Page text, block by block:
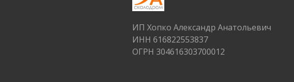
ИП Хопко Александр Анатольевич
ИНН 616822553837
ОГРН 304616303700012